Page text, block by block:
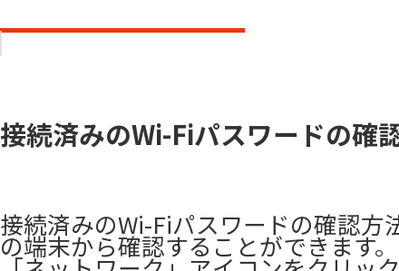
接続済みのWi-Fiパスワードの確
接続済みのWi-Fiパスワードの確認
の端末から確認することができます